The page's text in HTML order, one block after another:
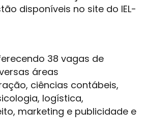
disponíveis no site do IEL-
38 vagas de
áreas
ciências contábeis,
logística,
marketing e publicidade e